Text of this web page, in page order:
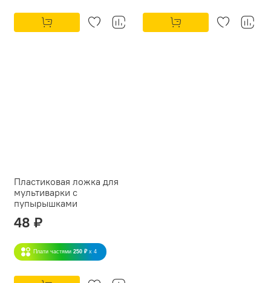
Пластиковая ложка для
мультиварки с
пупырышками
48 ₽
Плати частями 250 ₽ x 4